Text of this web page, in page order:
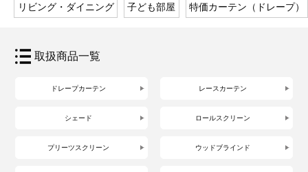
リビング・ダイニング 子ども部屋 特価カーテン（ドレープ）
取扱商品一覧
ドレープカーテン レースカーテン
シェード ロールスクリーン
プリーツスクリーン ウッドブラインド